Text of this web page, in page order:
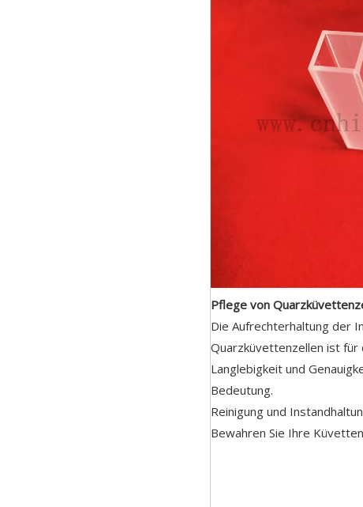
Pflege von
Die Aufrechterhaltung der
Quarzküvettenzellen ist
Langlebigkeit und
Bedeutung.
Reinigung und
Bewahren Sie Ihre